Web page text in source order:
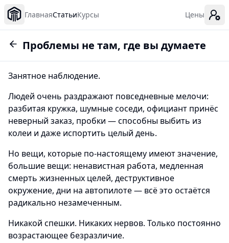
ГлавнаяСтатьиКурсы Цены
Проблемы не там, где вы думаете
Занятное наблюдение.
Людей очень раздражают повседневные мелочи:
разбитая кружка, шумные соседи, официант принёс
неверный заказ, пробки — способны выбить из
колеи и даже испортить целый день.
Но вещи, которые по-настоящему имеют значение,
большие вещи: ненавистная работа, медленная
смерть жизненных целей, деструктивное
окружение, дни на автопилоте — всё это остаётся
радикально незамеченным.
Никакой спешки. Никаких нервов. Только постоянно
возрастающее безразличие.